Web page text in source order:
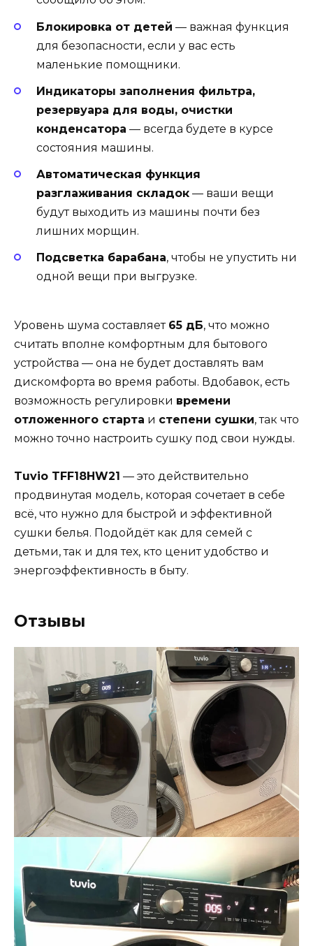
Блокировка от детей — важная функция
для безопасности, если у вас есть
маленькие помощники.
Индикаторы заполнения фильтра,
резервуара для воды, очистки
конденсатора — всегда будете в курсе
состояния машины.
Автоматическая функция
разглаживания складок — ваши вещи
будут выходить из машины почти без
лишних морщин.
Подсветка барабана, чтобы не упустить ни
одной вещи при выгрузке.
Уровень шума составляет 65 дБ, что можно
считать вполне комфортным для бытового
устройства — она не будет доставлять вам
дискомфорта во время работы. Вдобавок, есть
возможность регулировки времени
отложенного старта и степени сушки, так что
можно точно настроить сушку под свои нужды.
Tuvio TFF18HW21 — это действительно
продвинутая модель, которая сочетает в себе
всё, что нужно для быстрой и эффективной
сушки белья. Подойдёт как для семей с
детьми, так и для тех, кто ценит удобство и
энергоэффективность в быту.
Отзывы